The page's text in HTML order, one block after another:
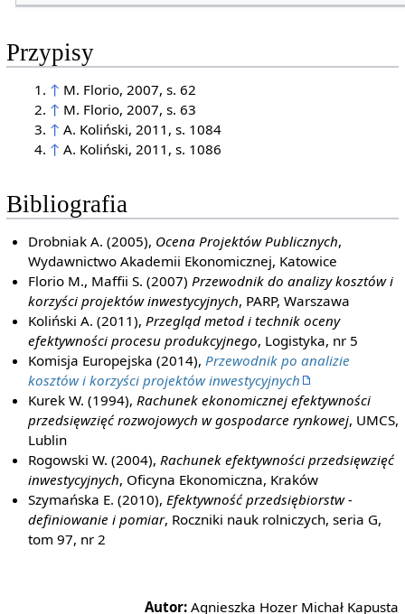
Przypisy
↑ M. Florio, 2007, s. 62
↑ M. Florio, 2007, s. 63
↑ A. Koliński, 2011, s. 1084
↑ A. Koliński, 2011, s. 1086
Bibliografia
Drobniak A. (2005), Ocena Projektów Publicznych,
Wydawnictwo Akademii Ekonomicznej, Katowice
Florio M., Maffii S. (2007)Przewodnik do analizy kosztów i
korzyści projektów inwestycyjnych, PARP, Warszawa
Koliński A. (2011),Przegląd metod i technik oceny
efektywności procesu produkcyjnego, Logistyka, nr 5
Komisja Europejska (2014),Przewodnik po analizie
kosztów i korzyści projektów inwestycyjnych
Kurek W. (1994),Rachunek ekonomicznej efektywności
przedsięwzięć rozwojowych w gospodarce rynkowej, UMCS,
Lublin
Rogowski W. (2004),Rachunek efektywności przedsięwzięć
inwestycyjnych, Oficyna Ekonomiczna, Kraków
Szymańska E. (2010),Efektywność przedsiębiorstw -
definiowanie i pomiar, Roczniki nauk rolniczych, seria G,
tom 97, nr 2
Autor: Agnieszka Hozer Michał Kapusta